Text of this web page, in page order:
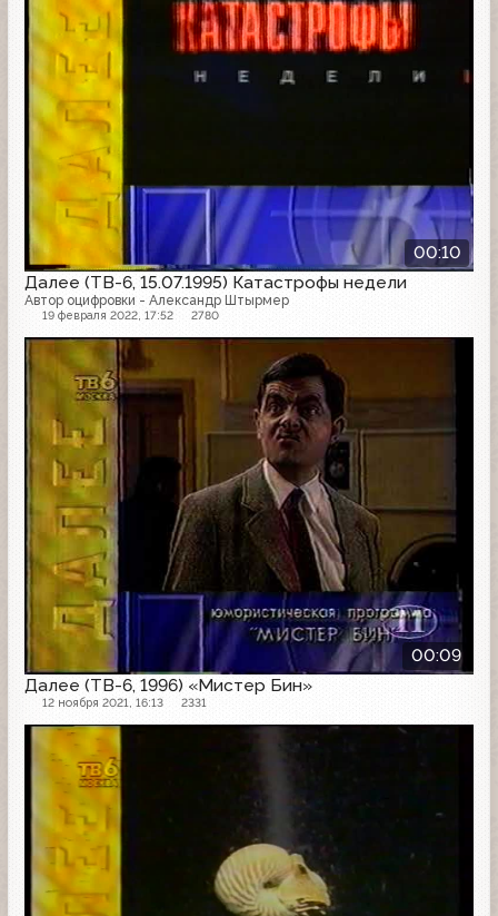
00:10
Далее (ТВ-6, 15.07.1995) Катастрофы недели
Автор оцифровки - Александр Штырмер
19 февраля 2022, 17:52 2780
00:09
Далее (ТВ-6, 1996) «Мистер Бин»
12 ноября 2021, 16:13 2331